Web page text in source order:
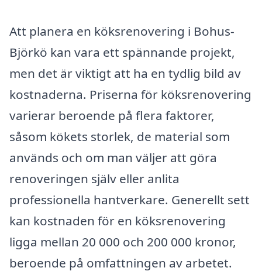
Att planera en köksrenovering i Bohus-
Björkö kan vara ett spännande projekt,
men det är viktigt att ha en tydlig bild av
kostnaderna. Priserna för köksrenovering
varierar beroende på flera faktorer,
såsom kökets storlek, de material som
används och om man väljer att göra
renoveringen själv eller anlita
professionella hantverkare. Generellt sett
kan kostnaden för en köksrenovering
ligga mellan 20 000 och 200 000 kronor,
beroende på omfattningen av arbetet.